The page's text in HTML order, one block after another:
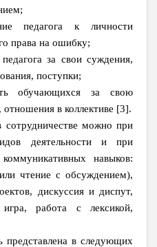
педагога к личности
права на ошибку;
за свои суждения,
поступки;
обучающихся за свою
в коллективе [3].
сотрудничестве можно при
деятельности и при
навыков:
чтение с обсуждением),
дискуссия и диспут,
работа с лексикой,
в следующих